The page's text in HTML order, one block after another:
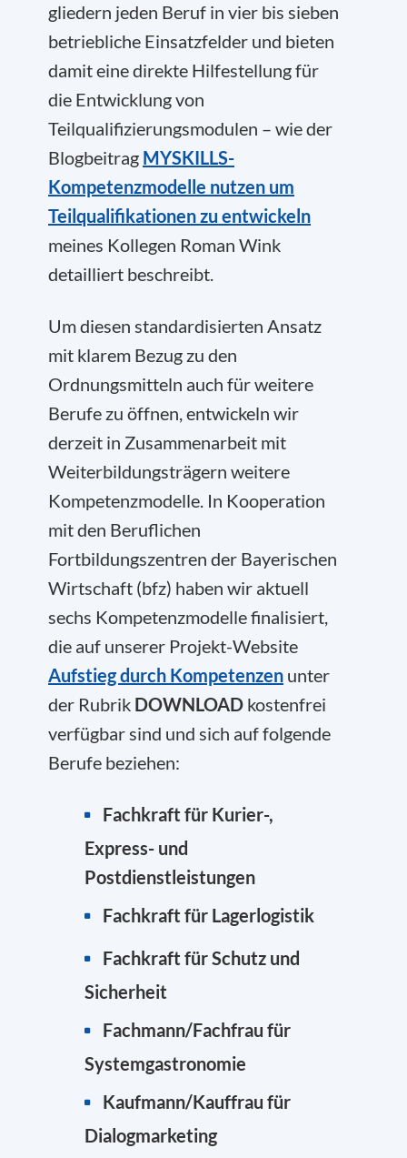
gliedern jeden Beruf in vier bis sieben
betriebliche Einsatzfelder und bieten
damit eine direkte Hilfestellung für
die Entwicklung von
Teilqualifizierungsmodulen – wie der
Blogbeitrag MYSKILLS-
Kompetenzmodelle nutzen um
Teilqualifikationen zu entwickeln
meines Kollegen Roman Wink
detailliert beschreibt.
Um diesen standardisierten Ansatz
mit klarem Bezug zu den
Ordnungsmitteln auch für weitere
Berufe zu öffnen, entwickeln wir
derzeit in Zusammenarbeit mit
Weiterbildungsträgern weitere
Kompetenzmodelle. In Kooperation
mit den Beruflichen
Fortbildungszentren der Bayerischen
Wirtschaft (bfz) haben wir aktuell
sechs Kompetenzmodelle finalisiert,
die auf unserer Projekt-Website
Aufstieg durch Kompetenzen unter
der Rubrik DOWNLOAD kostenfrei
verfügbar sind und sich auf folgende
Berufe beziehen:
Fachkraft für Kurier-,
Express- und
Postdienstleistungen
Fachkraft für Lagerlogistik
Fachkraft für Schutz und
Sicherheit
Fachmann/Fachfrau für
Systemgastronomie
Kaufmann/Kauffrau für
Dialogmarketing